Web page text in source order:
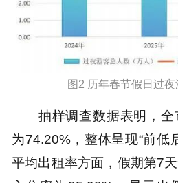
图2 历年春节假日过
抽样调查数据表明，
为74.20%，整体呈现“前低
平均出租率方面，假期第7